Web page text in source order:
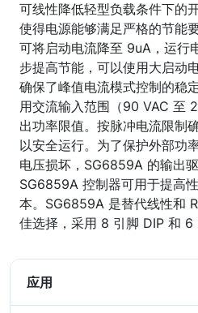
可线性降低轻型负载条件下的
使得电源能够满足严格的节能
可将启动电流降至 9uA，运行
步提高节能，可以使用大启动
确保了峰值电流模式控制的稳
用交流输入范围（90 VAC 至
出功率限值。按脉冲电流限制
以安全运行。为了保护外部功
电压损坏，SG6859A 的输出
SG6859A 控制器可用于提高
本。SG6859A 是替代线性和
佳选择，采用 8 引脚 DIP 和 6
应用